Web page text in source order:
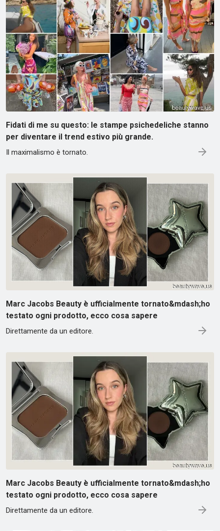
Fidati di me su questo: le stampe psichedeliche stanno
per diventare il trend estivo più grande.
Il maximalismo è tornato.
Marc Jacobs Beauty è ufficialmente tornato&mdash;ho
testato ogni prodotto, ecco cosa sapere
Direttamente da un editore.
Marc Jacobs Beauty è ufficialmente tornato&mdash;ho
testato ogni prodotto, ecco cosa sapere
Direttamente da un editore.